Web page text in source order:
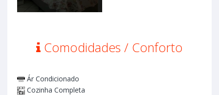
Comodidades / Conforto
Ár Condicionado
Cozinha Completa